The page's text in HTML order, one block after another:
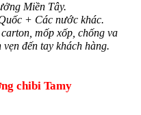
Miền Tây.
+ Các nước khác.
mốp xốp, chống va
đến tay khách hàng.
chibi Tamy